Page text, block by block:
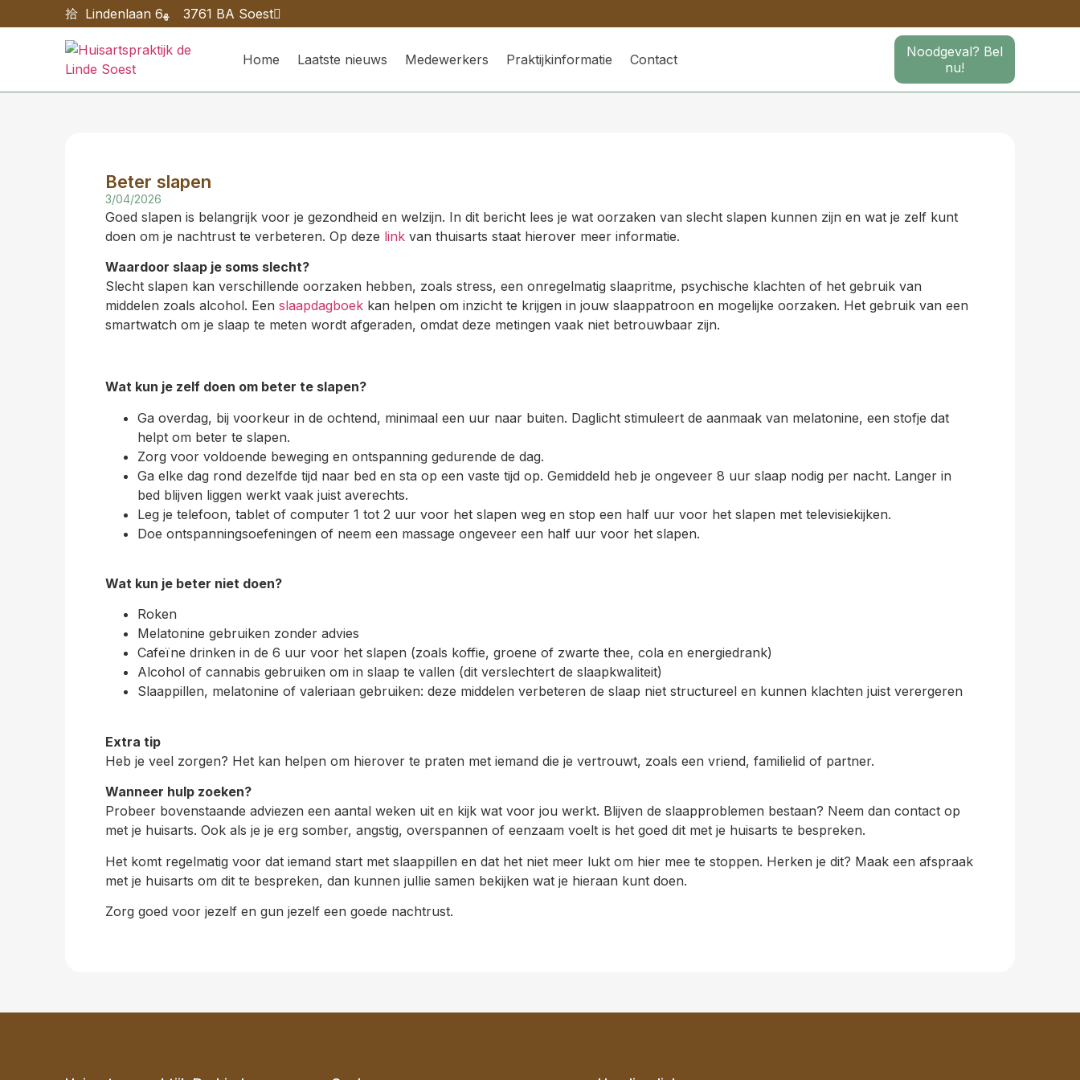
Lindenlaan 6 3761 BA Soest
Home Laatste nieuws Medewerkers Praktijkinformatie Contact
Noodgeval? Bel
nu!
Beter slapen
3/04/2026
Goed slapen is belangrijk voor je gezondheid en welzijn. In dit bericht lees je wat oorzaken van slecht slapen kunnen zijn en wat je zelf kunt
doen om je nachtrust te verbeteren. Op deze linkvan thuisarts staat hierover meer informatie.
Waardoor slaap je soms slecht?
Slecht slapen kan verschillende oorzaken hebben, zoals stress, een onregelmatig slaapritme, psychische klachten of het gebruik van
middelen zoals alcohol. Een slaapdagboekkan helpen om inzicht te krijgen in jouw slaappatroon en mogelijke oorzaken. Het gebruik van een
smartwatch om je slaap te meten wordt afgeraden, omdat deze metingen vaak niet betrouwbaar zijn.
Wat kun je zelf doen om beter te slapen?
Ga overdag, bij voorkeur in de ochtend, minimaal een uur naar buiten. Daglicht stimuleert de aanmaak van melatonine, een stofje dat
helpt om beter te slapen.
Zorg voor voldoende beweging en ontspanning gedurende de dag.
Ga elke dag rond dezelfde tijd naar bed en sta op een vaste tijd op. Gemiddeld heb je ongeveer 8 uur slaap nodig per nacht. Langer in
bed blijven liggen werkt vaak juist averechts.
Leg je telefoon, tablet of computer 1 tot 2 uur voor het slapen weg en stop een half uur voor het slapen met televisiekijken.
Doe ontspanningsoefeningen of neem een massage ongeveer een half uur voor het slapen.
Wat kun je beter niet doen?
Roken
Melatonine gebruiken zonder advies
Cafeïne drinken in de 6 uur voor het slapen (zoals koffie, groene of zwarte thee, cola en energiedrank)
Alcohol of cannabis gebruiken om in slaap te vallen (dit verslechtert de slaapkwaliteit)
Slaappillen, melatonine of valeriaan gebruiken: deze middelen verbeteren de slaap niet structureel en kunnen klachten juist verergeren
Extra tip
Heb je veel zorgen? Het kan helpen om hierover te praten met iemand die je vertrouwt, zoals een vriend, familielid of partner.
Wanneer hulp zoeken?
Probeer bovenstaande adviezen een aantal weken uit en kijk wat voor jou werkt. Blijven de slaapproblemen bestaan? Neem dan contact op
met je huisarts. Ook als je je erg somber, angstig, overspannen of eenzaam voelt is het goed dit met je huisarts te bespreken.
Het komt regelmatig voor dat iemand start met slaappillen en dat het niet meer lukt om hier mee te stoppen. Herken je dit? Maak een afspraak
met je huisarts om dit te bespreken, dan kunnen jullie samen bekijken wat je hieraan kunt doen.
Zorg goed voor jezelf en gun jezelf een goede nachtrust.